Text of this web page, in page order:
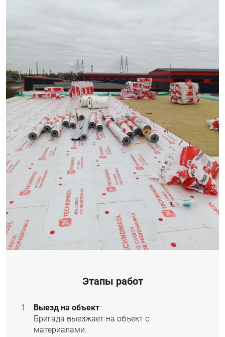
Этапы работ
Выезд на объект
Бригада выезжает на объект с
материалами.